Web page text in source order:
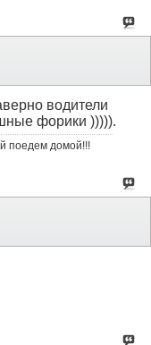
водители
форики ))))).
поедем домой!!!